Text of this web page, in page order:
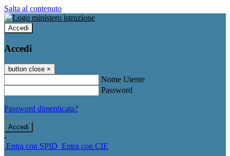
Salta al contenuto
Accedi
Accedi
button close ×
Nome Utente
Password
Password dimenticata?
-
Entra con SPID Entra con CIE